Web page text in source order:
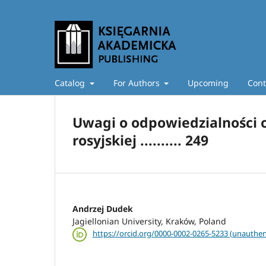
Catalog For Authors Upcoming
Uwagi o
rosyjskiej .......... 249
Andrzej Dudek
Jagiellonian University, Kraków, Poland
https://orcid.org/0000-0002-0265-5233